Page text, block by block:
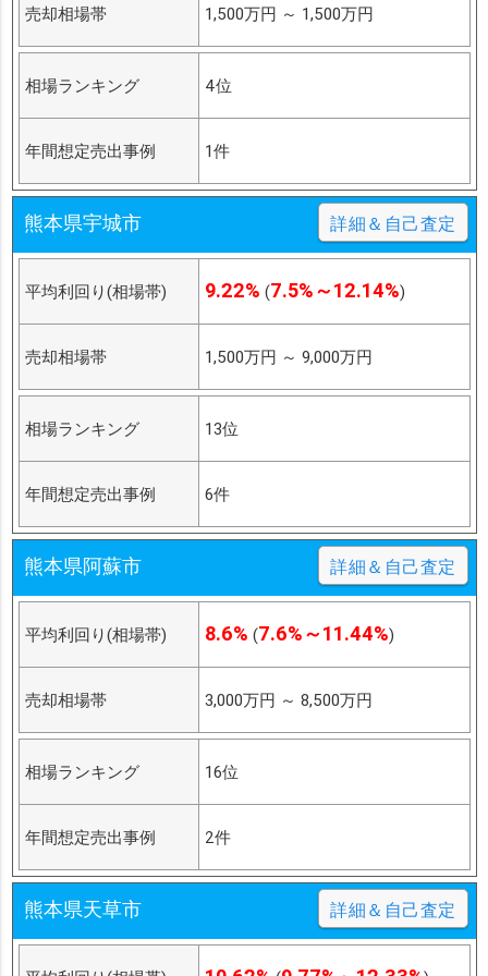
売却相場帯 1,500万円 ～ 1,500万円
相場ランキング 4位
年間想定売出事例 1件
熊本県宇城市 詳細＆自己査定
平均利回り(相場帯) 9.22% (7.5%～12.14%)
売却相場帯 1,500万円 ～ 9,000万円
相場ランキング 13位
年間想定売出事例 6件
熊本県阿蘇市 詳細＆自己査定
平均利回り(相場帯) 8.6% (7.6%～11.44%)
売却相場帯 3,000万円 ～ 8,500万円
相場ランキング 16位
年間想定売出事例 2件
熊本県天草市 詳細＆自己査定